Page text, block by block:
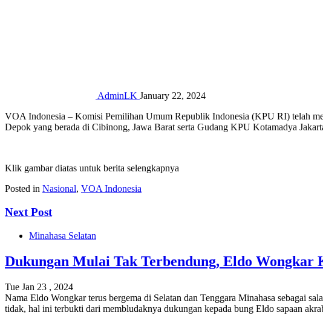
AdminLK January 22, 2024
VOA Indonesia – Komisi Pemilihan Umum Republik Indonesia (KPU RI) telah
Depok yang berada di Cibinong, Jawa Barat serta Gudang KPU Kotamadya
Klik gambar diatas untuk berita selengkapnya
Posted in Nasional, VOA Indonesia
Next Post
Minahasa Selatan
Dukungan Mulai Tak Terbendung, Eldo Wongkar
Tue Jan 23 , 2024
Nama Eldo Wongkar terus bergema di Selatan dan Tenggara Minahasa sebagai
tidak, hal ini terbukti dari membludaknya dukungan kepada bung Eldo sapaan